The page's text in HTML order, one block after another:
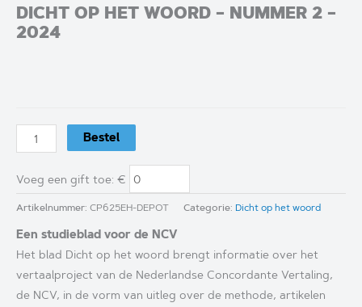
DICHT OP HET WOORD – NUMMER 2 –
2024
Dicht
op
het
woord
-
nummer
2
-
2024
Bestel
Voeg een gift toe: €
Artikelnummer: CP625EH-DEPOT Categorie: Dicht op het woord
Een studieblad voor de NCV
Het blad Dicht op het woord brengt informatie over het
vertaalproject van de Nederlandse Concordante Vertaling,
de NCV, in de vorm van uitleg over de methode, artikelen